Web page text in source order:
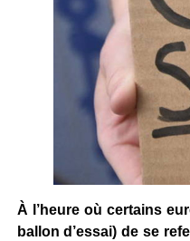
À l’heure où certains
ballon d’essai) de se